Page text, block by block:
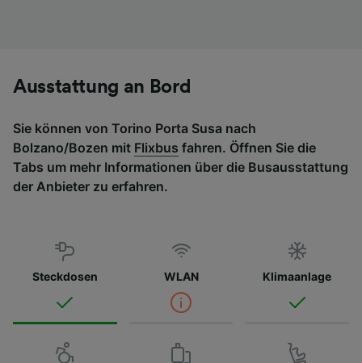
Ausstattung an Bord
Sie können von Torino Porta Susa nach
Bolzano/Bozen mit Flixbus fahren. Öffnen Sie die
Tabs um mehr Informationen über die Busausstattung
der Anbieter zu erfahren.
Steckdosen WLAN Klimaanlage